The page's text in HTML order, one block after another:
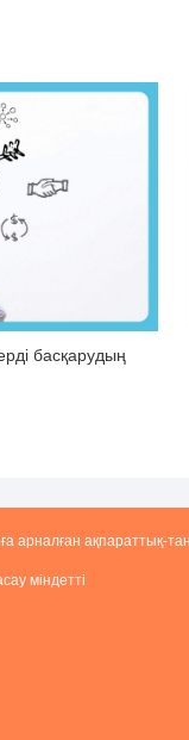
басқарудың
арналған ақпараттық-
міндетті